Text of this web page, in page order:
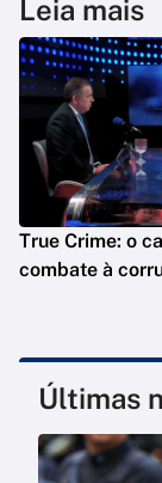
Leia mais
True Crime: o
combate à
Últimas